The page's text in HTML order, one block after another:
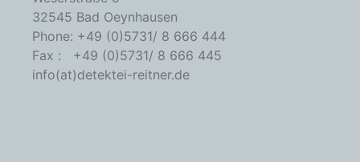
32545 Bad Oeynhausen
Phone: +49 (0)5731/ 8 666 444
Fax : +49 (0)5731/ 8 666 445
info(at)detektei-reitner.de